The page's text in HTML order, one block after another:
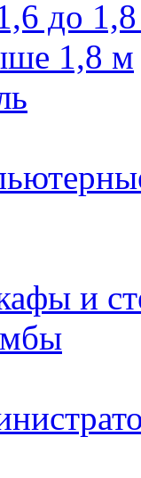
до
1,8 м
и